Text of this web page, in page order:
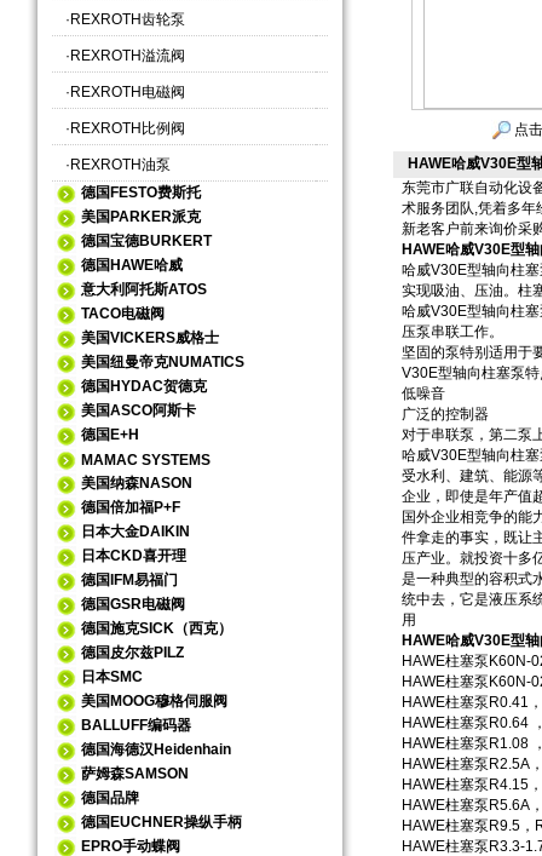
· REXROTH齿轮泵
· REXROTH溢流阀
· REXROTH电磁阀
· REXROTH比例阀
· REXROTH油泵
德国FESTO费斯托
美国PARKER派克
德国宝德BURKERT
德国HAWE哈威
意大利阿托斯ATOS
TACO电磁阀
美国VICKERS威格士
美国纽曼帝克NUMATICS
德国HYDAC贺德克
美国ASCO阿斯卡
德国E+H
MAMAC SYSTEMS
美国纳森NASON
德国倍加福P+F
日本大金DAIKIN
日本CKD喜开理
德国IFM易福门
德国GSR电磁阀
德国施克SICK（西克）
德国皮尔兹PILZ
日本SMC
美国MOOG穆格伺服阀
BALLUFF编码器
德国海德汉Heidenhain
萨姆森SAMSON
德国品牌
德国EUCHNER操纵手柄
EPRO手动蝶阀
点
HAWE哈威V30E型
东莞市广联自动化设
术服务团队,凭着多年
新老客户前来询价采
HAWE哈威V30E型
哈威V30E型轴向柱
实现吸油、压油。柱
哈威V30E型轴向柱
压泵串联工作。
坚固的泵特别适用于
V30E型轴向柱塞泵
低噪音
广泛的控制器
对于串联泵，第二泵
哈威V30E型轴向柱
受水利、建筑、能源
企业，即使是年产值
国外企业相竞争的能
件拿走的事实，既让
压产业。就投资十多
是一种典型的容积式
统中去，它是液压系
用
HAWE哈威V30E型
HAWE柱塞泵K60N-
HAWE柱塞泵K60N-
HAWE柱塞泵R0.41
HAWE柱塞泵R0.64
HAWE柱塞泵R1.08
HAWE柱塞泵R2.5A
HAWE柱塞泵R4.15
HAWE柱塞泵R5.6A
HAWE柱塞泵R9.5
HAWE柱塞泵R3.3-